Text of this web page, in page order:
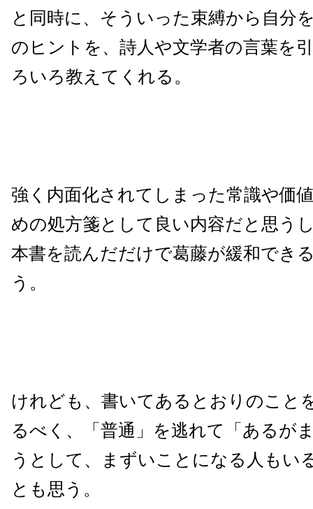
と同時に、そういった束縛から自分
のヒントを、詩人や文学者の言葉を
ろいろ教えてくれる。
強く内面化されてしまった常識や価
めの処方箋として良い内容だと思う
本書を読んだだけで葛藤が緩和でき
う。
けれども、書いてあるとおりのこと
るべく、「普通」を逃れて「あるが
うとして、まずいことになる人もい
とも思う。